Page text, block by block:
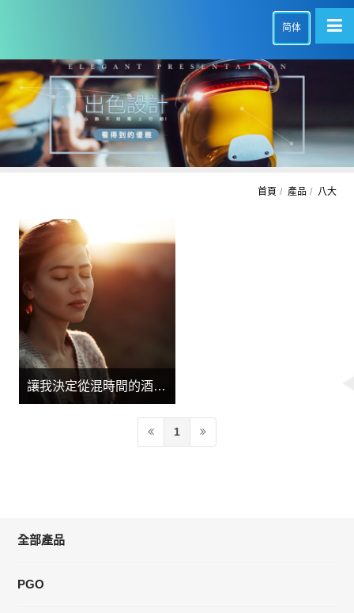
简体
全部產品
PGO
首頁 產品 八大
讓我決定從混時間的酒店打工，到認真賺錢的酒店經紀的原因
1